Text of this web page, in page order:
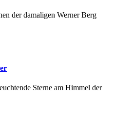
der damaligen Werner Berg
Sterne am Himmel der